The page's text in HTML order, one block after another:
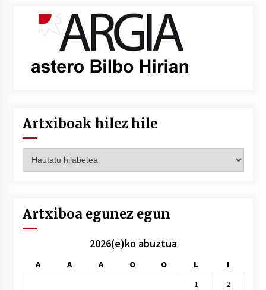
Artxiboak hilez hile
hilez
Artxiboa egunez egun
2026(e)ko abuztua
A A A O O L
I
1
2